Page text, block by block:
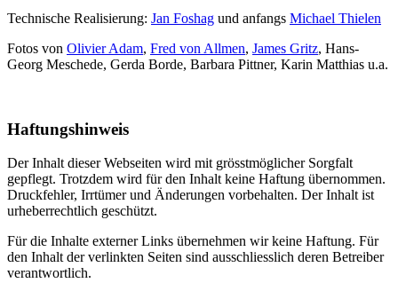
Technische Realisierung: Jan Foshag und anfangs Michael Thielen
Fotos von Olivier Adam, Fred von Allmen, James Gritz, Hans-
Georg Meschede, Gerda Borde, Barbara Pittner, Karin Matthias u.a.
Haftungshinweis
Der Inhalt dieser Webseiten wird mit grösstmöglicher Sorgfalt
gepflegt. Trotzdem wird für den Inhalt keine Haftung übernommen.
Druckfehler, Irrtümer und Änderungen vorbehalten. Der Inhalt ist
urheberrechtlich geschützt.
Für die Inhalte externer Links übernehmen wir keine Haftung. Für
den Inhalt der verlinkten Seiten sind ausschliesslich deren Betreiber
verantwortlich.